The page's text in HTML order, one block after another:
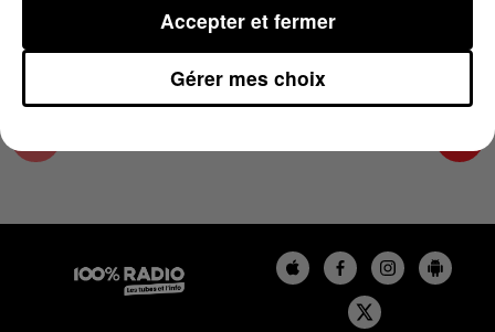
Gérer mes choix
Accepter et fermer